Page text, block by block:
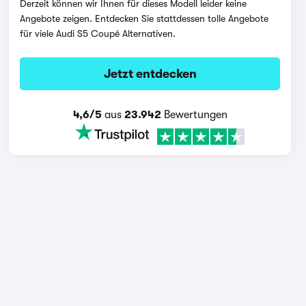
Derzeit können wir Ihnen für dieses Modell leider keine
Angebote zeigen. Entdecken Sie stattdessen tolle Angebote
für viele Audi S5 Coupé Alternativen.
Jetzt entdecken
4,6/5aus 23.942 Bewertungen